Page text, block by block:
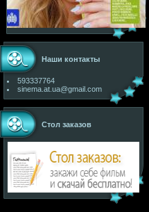
Наши контакты
593337764
sinema.at.ua@gmail.com
Стол заказов